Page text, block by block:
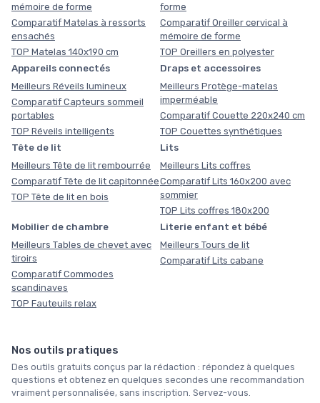
mémoire de forme
Comparatif Matelas à ressorts
ensachés
TOP Matelas 140x190 cm
forme
Comparatif Oreiller cervical à
mémoire de forme
TOP Oreillers en polyester
Appareils connectés
Meilleurs Réveils lumineux
Comparatif Capteurs sommeil
portables
TOP Réveils intelligents
Draps et accessoires
Meilleurs Protège-matelas
imperméable
Comparatif Couette 220x240 cm
TOP Couettes synthétiques
Tête de lit
Meilleurs Tête de lit rembourrée
Comparatif Tête de lit capitonnée
TOP Tête de lit en bois
Lits
Meilleurs Lits coffres
Comparatif Lits 160x200 avec
sommier
TOP Lits coffres 180x200
Mobilier de chambre
Meilleurs Tables de chevet avec
tiroirs
Comparatif Commodes
scandinaves
TOP Fauteuils relax
Literie enfant et bébé
Meilleurs Tours de lit
Comparatif Lits cabane
Nos outils pratiques
Des outils gratuits conçus par la rédaction : répondez à quelques
questions et obtenez en quelques secondes une recommandation
vraiment personnalisée, sans inscription. Servez-vous.